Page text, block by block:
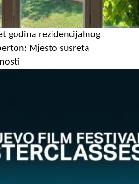
godina rezidencijalnog
Mjesto susreta